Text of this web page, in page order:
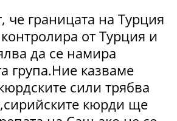
че границата на Турция
от Турция и
да се намира
група.Ние казваме
сили трябва
сирийските кюрди ще